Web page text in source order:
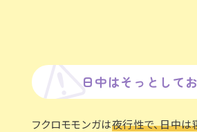
日中はそっとして
フクロモモンガは夜行性で、日中